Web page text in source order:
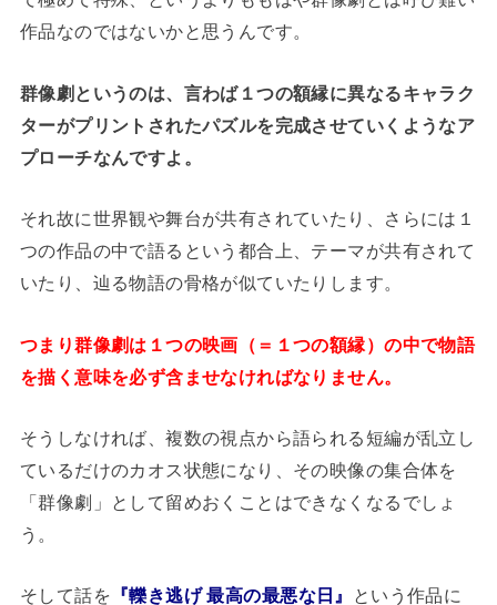
作品なのではないかと思うんです。
群像劇というのは、言わば１つの額縁に異なるキャラク
ターがプリントされたパズルを完成させていくようなア
プローチなんですよ。
それ故に世界観や舞台が共有されていたり、さらには１
つの作品の中で語るという都合上、テーマが共有されて
いたり、辿る物語の骨格が似ていたりします。
つまり群像劇は１つの映画（＝１つの額縁）の中で物語
を描く意味を必ず含ませなければなりません。
そうしなければ、複数の視点から語られる短編が乱立し
ているだけのカオス状態になり、その映像の集合体を
「群像劇」として留めおくことはできなくなるでしょ
う。
そして話を 『轢き逃げ 最高の最悪な日』
という作品に